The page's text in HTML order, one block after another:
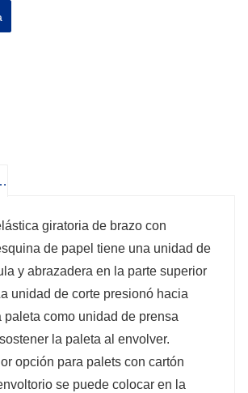
menos costo de
la eficiencia del embalaje
de productos en el
giratoria de brazo con
de papel tiene una unidad de
y abrazadera en la parte superior
unidad de corte presionó hacia
paleta como unidad de prensa
la paleta al envolver.
opción para palets con cartón
se puede colocar en la